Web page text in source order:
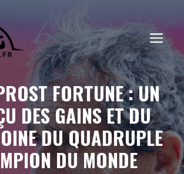
FORTUNE : UN
DES GAINS ET DU
DU QUADRUPLE
DU MONDE